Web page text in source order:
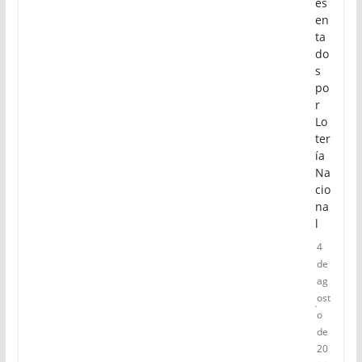
en
ta
do
s
po
r
Lo
ter
ía
Na
cio
na
l
4
de
ag
ost
o
de
20